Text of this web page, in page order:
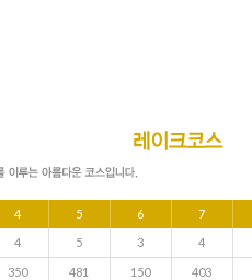
4 5 6 7
4 5 3 4
350 481 150 403